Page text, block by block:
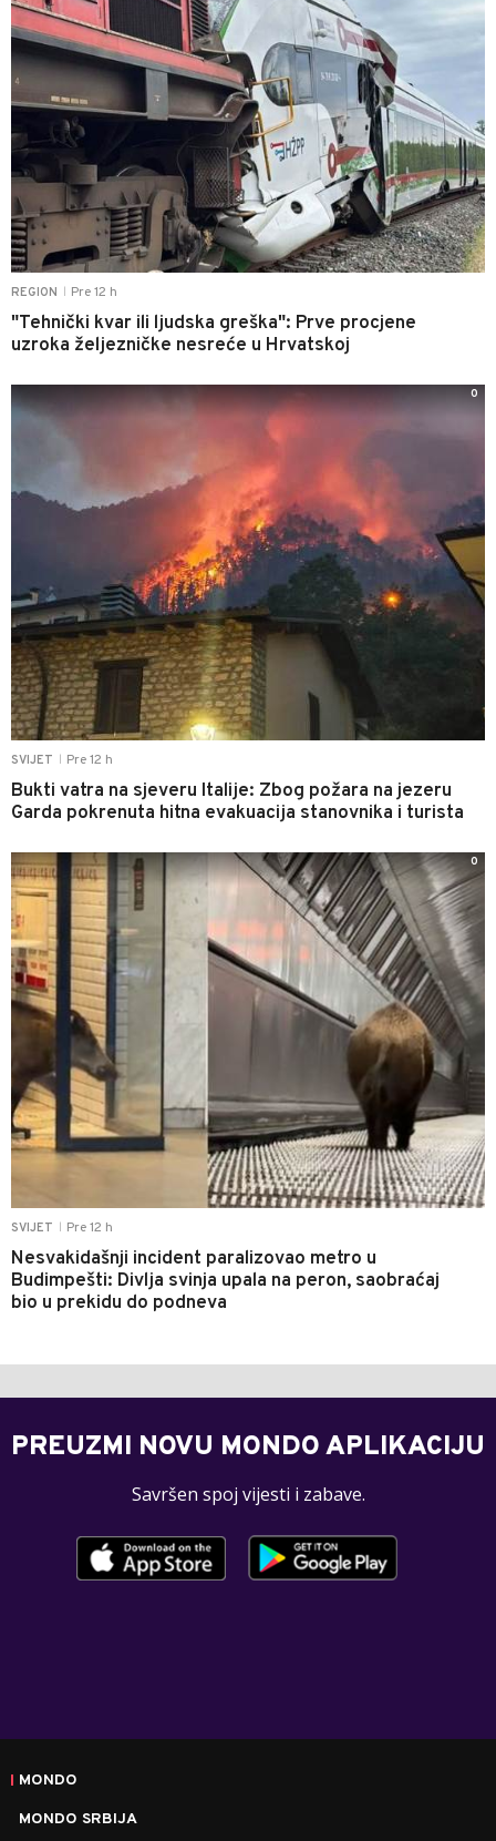
REGION Pre 12 h
"Tehnički kvar ili ljudska greška": Prve procjene
uzroka željezničke nesreće u Hrvatskoj
SVIJET Pre 12 h
Bukti vatra na sjeveru Italije: Zbog požara na jezeru
Garda pokrenuta hitna evakuacija stanovnika i turista
0
SVIJET Pre 12 h
Nesvakidašnji incident paralizovao metro u
Budimpešti: Divlja svinja upala na peron, saobraćaj
bio u prekidu do podneva
0
PREUZMI NOVU MONDO APLIKACIJU
Savršen spoj vijesti i zabave.
MONDO
MONDO SRBIJA